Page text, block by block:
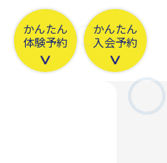
かんたん
体験予約
かんたん
入会予約